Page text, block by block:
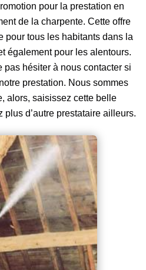
pour la prestation en
de la charpente. Cette offre
pour tous les habitants dans la
également pour les alentours.
pas hésiter à nous contacter si
prestation. Nous sommes
alors, saisissez cette belle
d’autre prestataire ailleurs.